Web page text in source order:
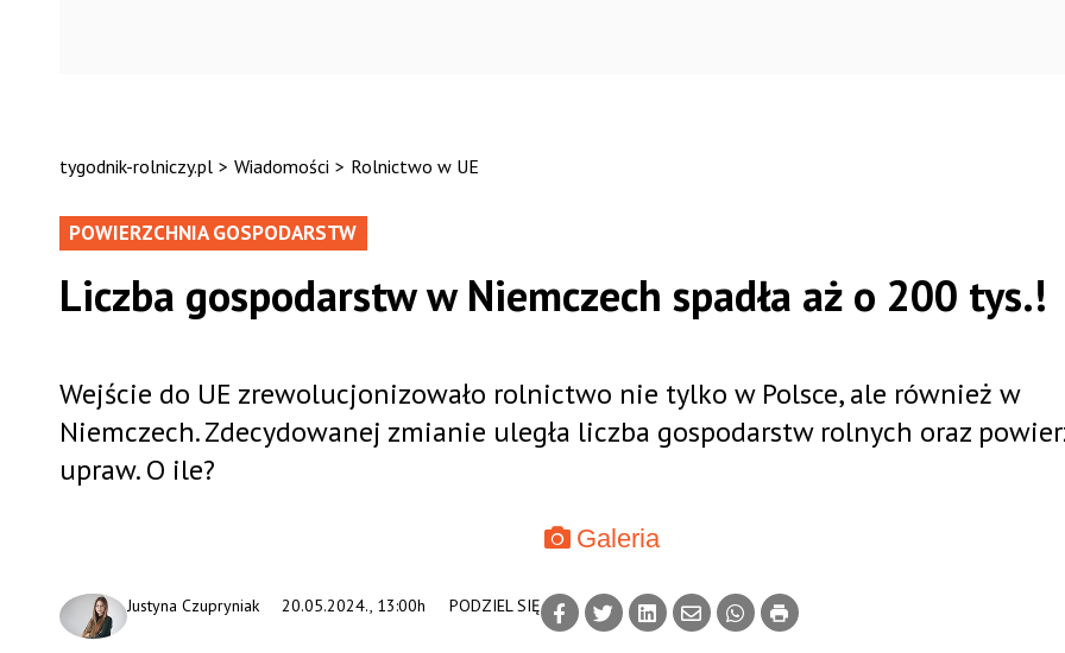
tygodnik-rolniczy.pl > Wiadomości > Rolnictwo w UE
POWIERZCHNIA GOSPODARSTW
Liczba gospodarstw w Niemczech spadła aż o 200 tys.!
20.05.2024., 13:00h
Justyna Czupryniak PODZIEL SIĘ
Wejście do UE zrewolucjonizowało rolnictwo nie tylko w Polsce, ale również w
Niemczech. Zdecydowanej zmianie uległa liczba gospodarstw rolnych oraz
upraw. O ile?
Galeria